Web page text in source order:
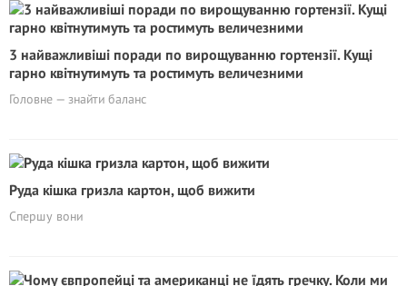
3 найважливіші поради по вирощуванню гортензії. Кущі
гарно квітнутимуть та ростимуть величезними
Головне — знайти баланс
Руда кішка гризла картон, щоб вижити
Спершу вони